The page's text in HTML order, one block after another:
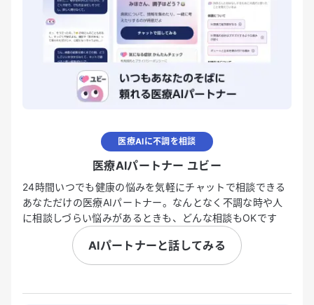
医療AIに不調を相談
医療AIパートナー ユビー
24時間いつでも健康の悩みを気軽にチャットで相談できる
あなただけの医療AIパートナー。なんとなく不調な時や人
に相談しづらい悩みがあるときも、どんな相談もOKです
AIパートナーと話してみる